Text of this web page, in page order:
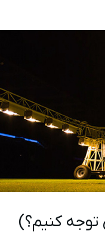
توجه کنیم؟)